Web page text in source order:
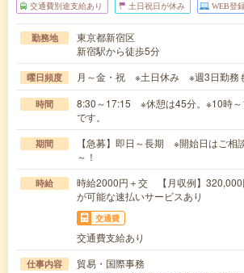
交通費別途支給あり 土日祝日が休み WEB登
勤務地
東京都新宿区
新宿駅から徒歩5分
曜日頻度 月～金・祝 ※土日休み ※週3日勤務も
時間
8:30～17:15 ※休憩は45分。※10時～
です。
期間
【急募】即日～長期 ※開始日はご
～！
時給
時給2000円＋交 【月収例】
が可能な速払いサービスあり
交通費
交通費支給あり
仕事内容
貿易・国際事務